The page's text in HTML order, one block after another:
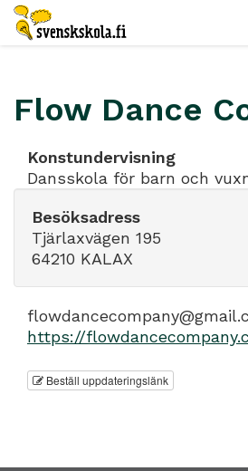
Flow Dance
Konstundervisning
Dansskola för barn och
Besöksadress
Tjärlaxvägen 195
64210 KALAX
https://
Beställ uppdateringslänk